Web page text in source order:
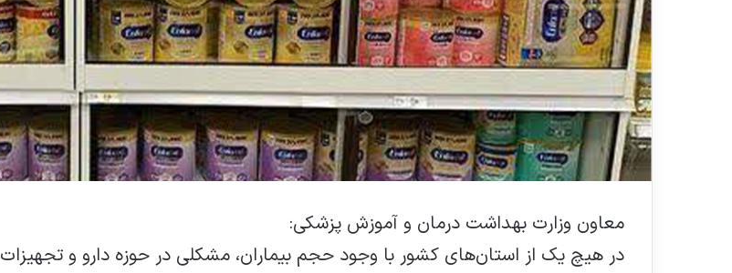
معاون وزارت بهداشت درمان و آموزش پزشکی:
در هیچ یک از استان‌های کشور با وجود حجم بیماران، مشکلی در حوزه دارو و تجهیزات